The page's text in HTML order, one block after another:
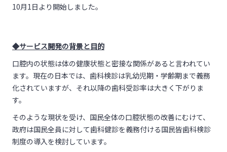
10月1日より開始しました。
◆サービス開発の背景と目的
口腔内の状態は体の健康状態と密接な関係があると言われてい
ます。現在の日本では、歯科検診は乳幼児期・学齢期まで義務
化されていますが、それ以降の歯科受診率は大きく下がりま
す。
そのような現状を受け、国民全体の口腔状態の改善にむけて、
政府は国民全員に対して歯科健診を義務付ける国民皆歯科検診
制度の導入を検討しています。